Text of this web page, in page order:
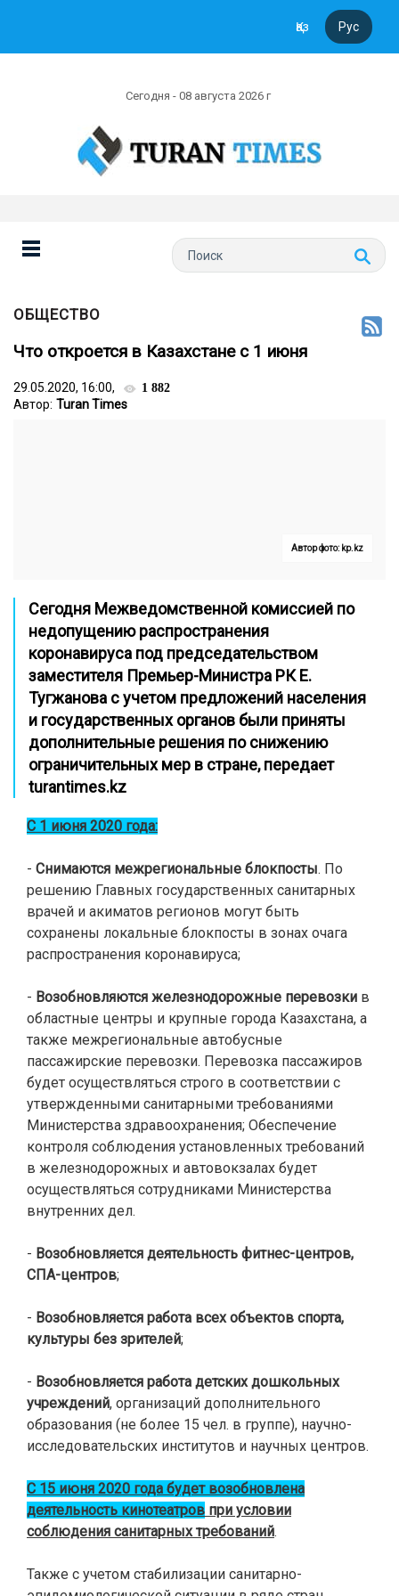
Қаз Рус
Сегодня - 08 августа 2026 г
ОБЩЕСТВО
Что откроется в Казахстане с 1 июня
29.05.2020, 16:00, 1 882
Автор: Turan Times
Автор фото: kp.kz
Сегодня Межведомственной комиссией по
недопущению распространения
коронавируса под председательством
заместителя Премьер-Министра РК Е.
Тугжанова с учетом предложений населения
и государственных органов были приняты
дополнительные решения по снижению
ограничительных мер в стране, передает
turantimes.kz
С 1 июня 2020 года:
- Снимаются межрегиональные блокпосты. По
решению Главных государственных санитарных
врачей и акиматов регионов могут быть
сохранены локальные блокпосты в зонах очага
распространения коронавируса;
- Возобновляются железнодорожные перевозки в
областные центры и крупные города Казахстана, а
также межрегиональные автобусные
пассажирские перевозки. Перевозка пассажиров
будет осуществляться строго в соответствии с
утвержденными санитарными требованиями
Министерства здравоохранения; Обеспечение
контроля соблюдения установленных требований
в железнодорожных и автовокзалах будет
осуществляться сотрудниками Министерства
внутренних дел.
- Возобновляется деятельность фитнес-центров,
СПА-центров;
- Возобновляется работа всех объектов спорта,
культуры без зрителей;
- Возобновляется работа детских дошкольных
учреждений, организаций дополнительного
образования (не более 15 чел. в группе), научно-
исследовательских институтов и научных центров.
С 15 июня 2020 года будет возобновлена
деятельность кинотеатров при условии
соблюдения санитарных требований.
Также с учетом стабилизации санитарно-